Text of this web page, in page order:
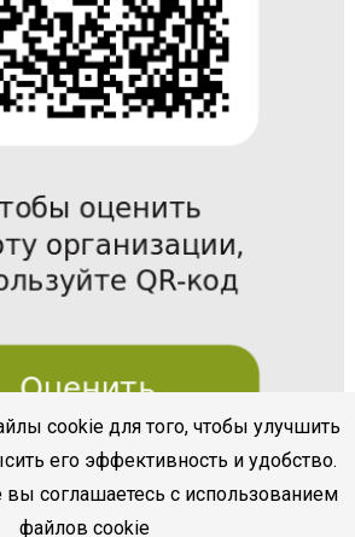
cookie для того, чтобы улучшить
его эффективность и удобство.
вы соглашаетесь с использованием
файлов cookie